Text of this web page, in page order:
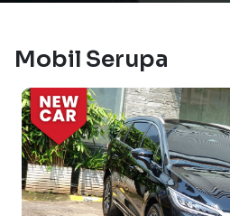
Mobil Serupa